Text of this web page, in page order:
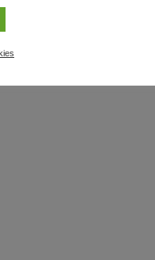
de las arterias,
quirúrgicas, eso
los riesgos.